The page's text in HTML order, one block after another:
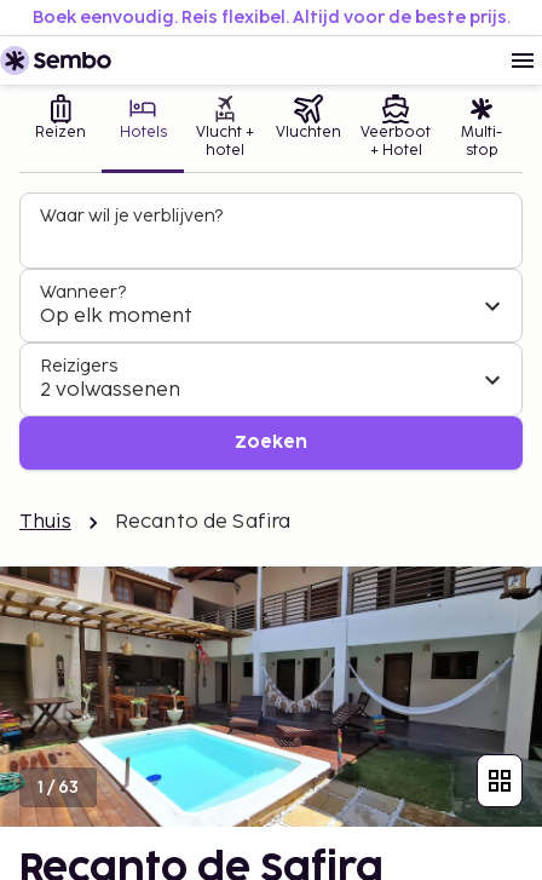
Boek eenvoudig. Reis flexibel. Altijd voor de beste prijs.
Reizen Hotels
Vlucht +
hotel
Vluchten
Veerboot
+ Hotel
Multi-
stop
Waar wil je verblijven?
Wanneer?
Op elk moment
Reizigers
2 volwassenen
Zoeken
Thuis Recanto de Safira
1/63
Recanto de Safira